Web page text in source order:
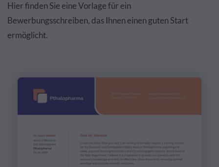
Hier finden Sie eine Vorlage für ein
Bewerbungsschreiben, das Ihnen einen guten Start
ermöglicht.